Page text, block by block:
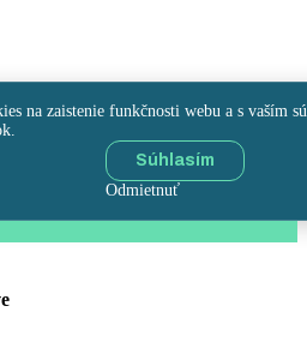
na zaistenie funkčnosti webu a s vaším
Súhlasím
Odmietnuť